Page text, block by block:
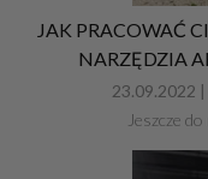
JAK PRACOWAĆ
NARZĘDZIA
23.09.2022 |
Jeszcze